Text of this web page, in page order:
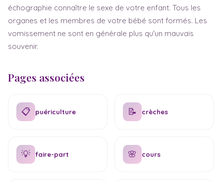
échographie connaître le sexe de votre enfant. Tous les
organes et les membres de votre bébé sont formés. Les
vomissement ne sont en générale plus qu'un mauvais
souvenir.
Pages associées
📋 puériculture 📝 crèches
💡 faire-part 🌸 cours